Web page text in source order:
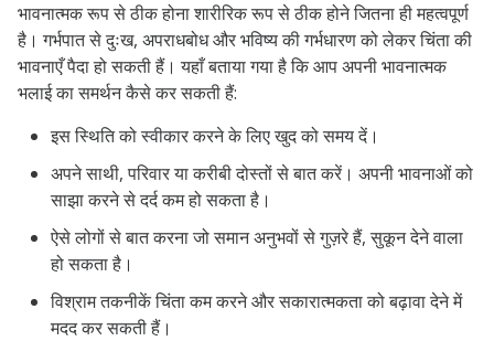
भावनात्मक रूप से ठीक होना शारीरिक रूप से ठीक होने जितना ही महत्वपूर्ण
है। गर्भपात से दुःख, अपराधबोध और भविष्य की गर्भधारण को लेकर चिंता की
भावनाएँ पैदा हो सकती हैं। यहाँ बताया गया है कि आप अपनी भावनात्मक
भलाई का समर्थन कैसे कर सकती हैं:
इस स्थिति को स्वीकार करने के लिए खुद को समय दें।
अपने साथी, परिवार या करीबी दोस्तों से बात करें। अपनी भावनाओं को
साझा करने से दर्द कम हो सकता है।
ऐसे लोगों से बात करना जो समान अनुभवों से गुज़रे हैं, सुकून देने वाला
हो सकता है।
विश्राम तकनीकें चिंता कम करने और सकारात्मकता को बढ़ावा देने में
मदद कर सकती हैं।